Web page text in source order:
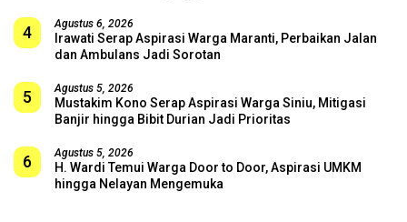
4 Agustus 6, 2026
Irawati Serap Aspirasi Warga Maranti, Perbaikan Jalan
dan Ambulans Jadi Sorotan
5 Agustus 5, 2026
Mustakim Kono Serap Aspirasi Warga Siniu, Mitigasi
Banjir hingga Bibit Durian Jadi Prioritas
6 Agustus 5, 2026
H. Wardi Temui Warga Door to Door, Aspirasi UMKM
hingga Nelayan Mengemuka